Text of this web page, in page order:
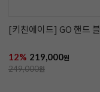
[키친에이드] GO 핸드
12% 219,000원
249,000원